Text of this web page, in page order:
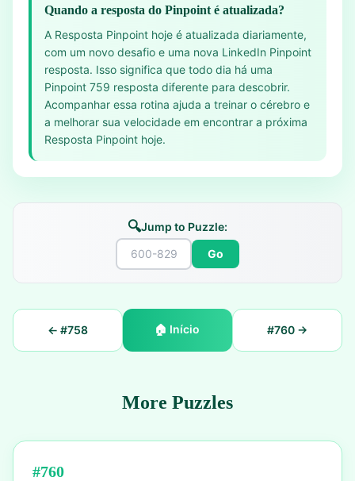
Quando a resposta do Pinpoint é atualizada?
A Resposta Pinpoint hoje é atualizada diariamente,
com um novo desafio e uma nova LinkedIn Pinpoint
resposta. Isso significa que todo dia há uma
Pinpoint 759 resposta diferente para descobrir.
Acompanhar essa rotina ajuda a treinar o cérebro e
a melhorar sua velocidade em encontrar a próxima
Resposta Pinpoint hoje.
🔍Jump to Puzzle:
Go
← #758 🏠 Início #760→
More Puzzles
#760